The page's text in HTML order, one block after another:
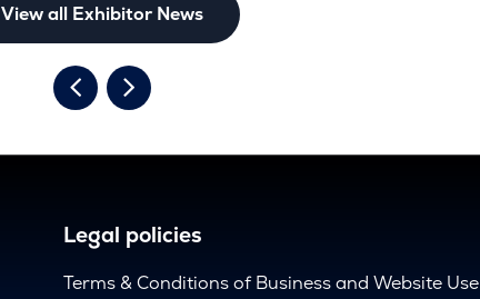
View all Exhibitor News
Legal policies
Terms & Conditions of Business and Website Use